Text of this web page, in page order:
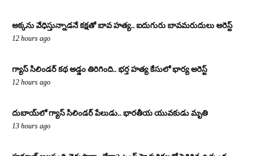
అక్కను వేధిస్తున్నాడనే కక్షతో బావ హత్య.. ఐదుగురు బావమరుదులు అరెస్ట్
12 hours ago
గ్యాస్ సిలిండర్ కథ అడ్డం తిరిగింది.. భర్త హత్య కేసులో భార్య అరెస్ట్
12 hours ago
దుబాయ్‌లో గ్యాస్ సిలిండర్ పేలుడు.. భారతీయ యువకుడు మృతి
13 hours ago